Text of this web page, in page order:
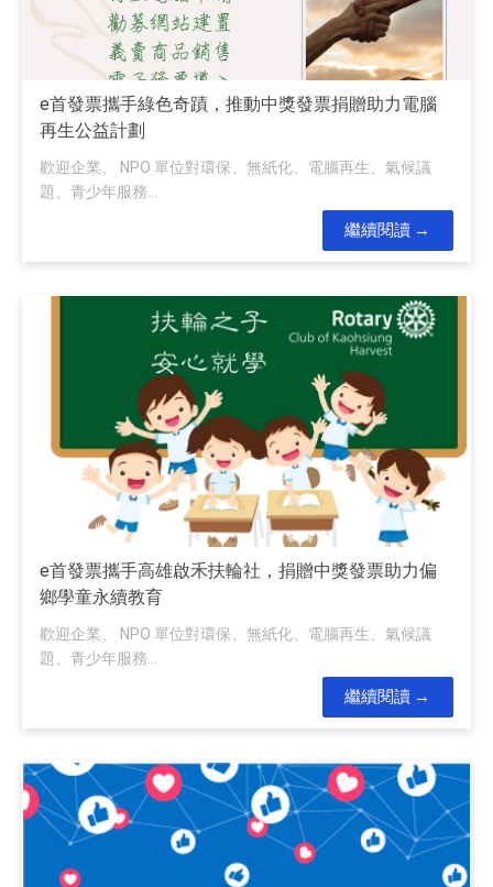
e首發票攜手綠色奇蹟，推動中獎發票捐贈助力電腦
再生公益計劃
歡迎企業、 NPO 單位對環保、無紙化、電腦再生、氣候議
題、青少年服務...
繼續閱讀
e首發票攜手高雄啟禾扶輪社，捐贈中獎發票助力偏
鄉學童永續教育
歡迎企業、 NPO 單位對環保、無紙化、電腦再生、氣候議
題、青少年服務...
繼續閱讀